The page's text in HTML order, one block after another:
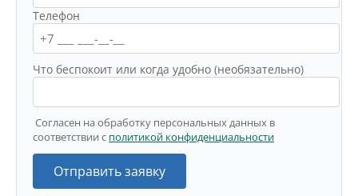
Телефон
Что беспокоит или когда удобно (необязательно)
Согласен на обработку персональных данных в
соответствии с политикой конфиденциальности
Отправить заявку